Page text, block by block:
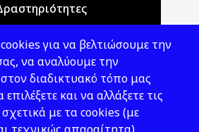
Νομοθεσία
Εκδόσεις
- Εκδηλώσεις
για να βελτιώσουμε την
να αναλύουμε την
διαδικτυακό τόπο μας
και να αλλάξετε τις
με τα cookies (με